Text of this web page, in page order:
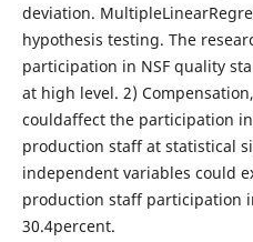
deviation.
hypothesis testing. The
participation in NSF quality
at high level. 2)
couldaffect the participation
production staff at statistical
independent variables could
production staff participation
30.4percent.